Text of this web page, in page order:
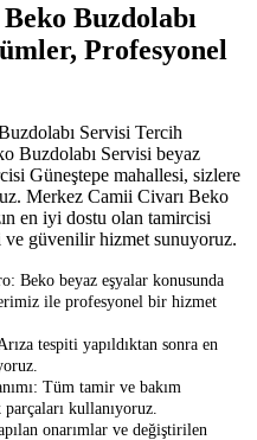
Buzdolabı
Profesyonel
Servisi Tercih
Buzdolabı Servisi beyaz
Güneştepe mahallesi, sizlere
Merkez Camii Civarı Beko
en iyi dostu olan tamircisi
ve güvenilir hizmet sunuyoruz.
Beko beyaz eşyalar konusunda
ile profesyonel bir hizmet
tespiti yapıldıktan sonra en
Tüm tamir ve bakım
kullanıyoruz.
onarımlar ve değiştirilen